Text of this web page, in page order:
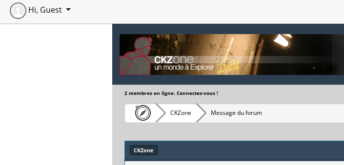
Hi, Guest
2 membres en ligne. Connectez-vous !
CKZone Message du forum
CKZone